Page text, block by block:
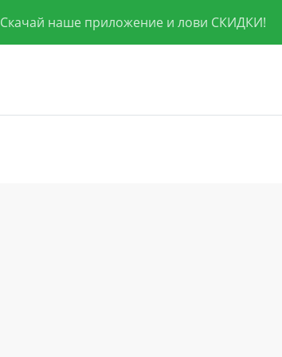
Скачай наше приложение и лови СКИДКИ!